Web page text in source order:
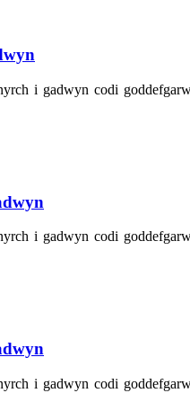
i gadwyn codi
i gadwyn codi
i gadwyn codi